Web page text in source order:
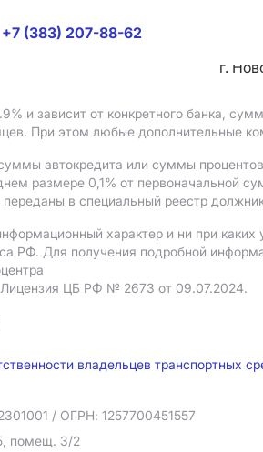
+7 (383) 207-88-62
г.
и зависит от конкретного банка,
При этом любые дополнительные
автокредита или суммы
размере 0,1% от первоначальной
в специальный реестр
характер и ни при
РФ. Для получения подробной
Лицензия ЦБ РФ № 2673 от 09.07.2024.
владельцев
/ ОГРН: 1257700451557
помещ. 3/2